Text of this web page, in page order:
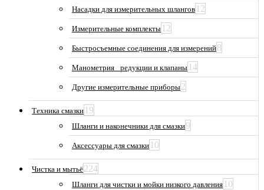
Насадки для измерительных шлангов 12
Измерительные комплекты 12
Быстросъемные соединения для измерений8
Манометрия_ редукции и клапаны 14
Другие измерительные приборы2
Техника смазки 19
Шланги и наконечники для смазки9
Аксессуары для смазки 10
Чистка и мытьё224
Шланги для чистки и мойки низкого давления 10